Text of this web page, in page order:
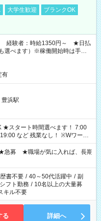
大学生歓迎
ブランクOK
経験者：時給1350円～ ★日払
選べます）※稼働開始時は手続き
。
有
豊浜駅
ど 残業なし！ ※Wワーク
40時間超の就業はご案内できま
以上勤務は社会保険への加入対
日雇い派遣の原則禁止）によ
案内が難しい場合があります
急募 ★職場が気に入れば、長期
書不要 / 40～50代活躍中 / 副
シフト勤務 / 10名以上の大量募
キル不要
る 詳細へ